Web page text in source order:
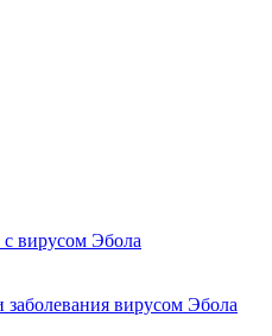
вирусом Эбола
вирусом Эбола